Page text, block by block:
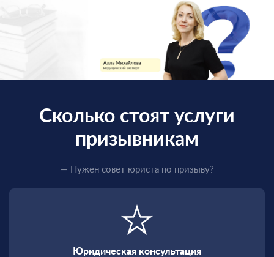
Сколько стоят услуги
призывникам
— Нужен совет юриста по призыву?
Юридическая консультация